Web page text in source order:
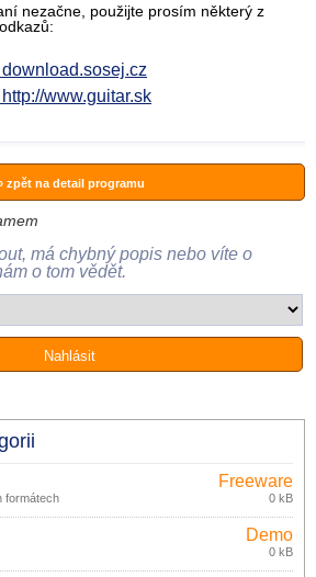
nezačne, použijte prosím některý z
www.guitar.sk
zpět na detail programu
má chybný popis nebo víte o
o tom vědět.
formátech
Freeware
0 kB
Demo
0 kB